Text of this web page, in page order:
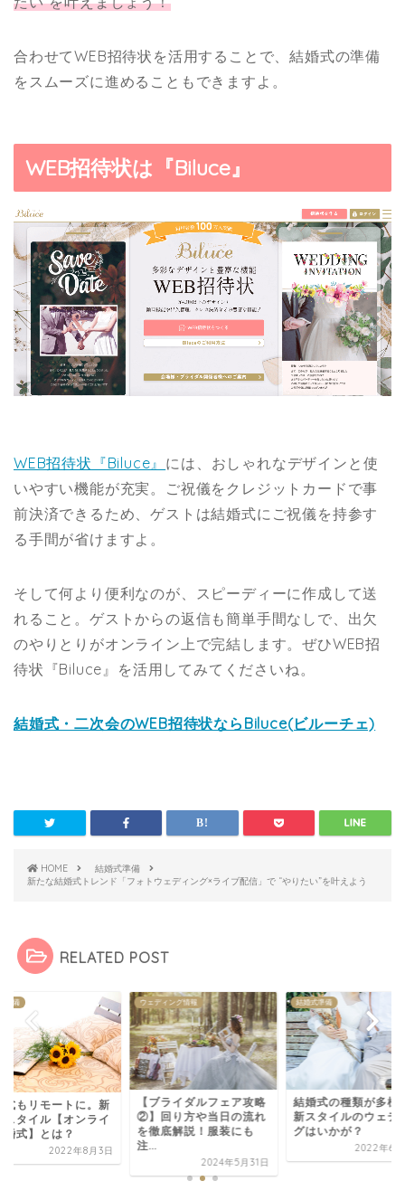
合わせてWEB招待状を活用することで、結婚式の準備
をスムーズに進めることもできますよ。
WEB招待状は『Biluce』
WEB招待状『Biluce』 には、おしゃれなデザインと使
いやすい機能が充実。ご祝儀をクレジットカードで事
前決済できるため、ゲストは結婚式にご祝儀を持参す
る手間が省けますよ。
そして何より便利なのが、スピーディーに作成して送
れること。ゲストからの返信も簡単手間なしで、出欠
のやりとりがオンライン上で完結します。ぜひWEB招
待状『Biluce』を活用してみてくださいね。
結婚式・二次会のWEB招待状ならBiluce(ビルーチェ)
HOME
結婚式準備
新たな結婚式トレンド「フォトウェディング×ライブ配信」で “やりたい”を叶えよう
RELATED POST
準備
式もリモートに。新
スタイル【オンライ
婚式】とは？
2022年8月3日
ウェディング情報
【ブライダルフェア攻略
②】回り方や当日の流れ
を徹底解説！服装にも
注...
2024年5月31日
結婚式準備
結婚式の種類が多様
新スタイルのウェデ
グはいかが？
2022年6